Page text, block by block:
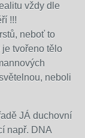
vždy dle
!!!
neboť to
tvořeno tělo
neboli
JÁ duchovní
např. DNA